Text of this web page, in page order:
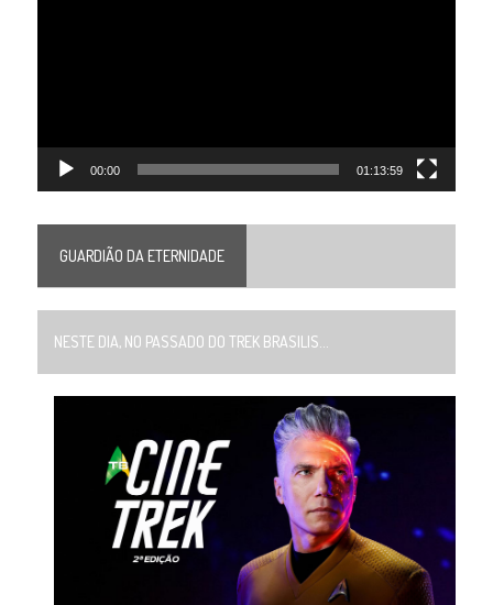
00:00 01:13:59
GUARDIÃO DA ETERNIDADE
NESTE DIA, NO PASSADO DO TREK BRASILIS...